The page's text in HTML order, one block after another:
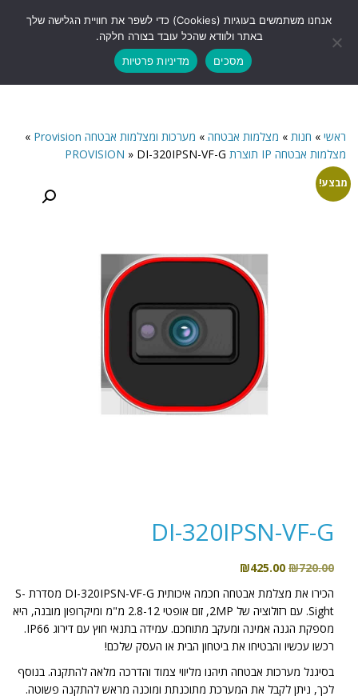
תפריט
ראשי » חנות » מצלמות אבטחה » מערכות ומצלמות אבטחה Provision
»
מצלמות אבטחה IP תוצרת PROVISION
» DI-320IPSN-VF-G
מבצע!
DI-320IPSN-VF-G
₪720.00
המחיר
היה:
₪720.00.
₪425.00
הוא:
₪425.00.
הכירו את מצלמת אבטחה חכמה איכותית DI-320IPSN-VF-G מסדרת S-
Sight. עם רזולוציה של 2MP, זום אופטי 2.8-12 מ"מ ומיקרופון מובנה, היא
מספקת הגנה אמינה ומעקב מתוחכם. עמידה בתנאי חוץ עם דירוג IP66.
רכשו עכשיו והבטיחו את ביטחון הבית או העסק שלכם!
בסיגנל מערכות אבטחה תיהנו מליווי צמוד והדרכה מלאה להתקנה. בנוסף
לכך, ניתן לקבל את המערכת מתוכנתת ומוכנה מראש להתקנה פשוטה.
אנחנו משתמשים בעוגיות (Cookies) כדי לשפר את חוויית הגלישה שלך
באתר ולוודא שהכל עובד בצורה חלקה.
מסכים
מדיניות פרטיות